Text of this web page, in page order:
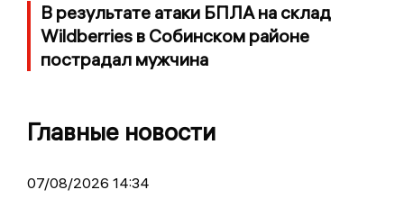
В результате атаки БПЛА на склад
Wildberries в Собинском районе
пострадал мужчина
Главные новости
07/08/2026 14:34